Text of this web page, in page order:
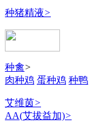
种猪精液>
种禽>
肉种鸡 蛋种鸡 种鸭
艾维茵>
AA(艾拔益加)>